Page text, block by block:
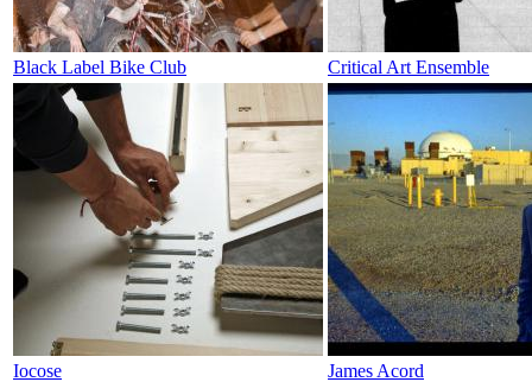
Black Label Bike Club Critical Art Ensemble
Iocose James Acord